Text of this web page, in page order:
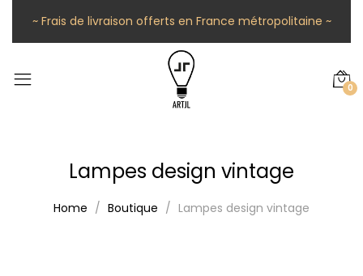
~ Frais de livraison offerts en France métropolitaine ~
0
Lampes design vintage
Home Boutique Lampes design vintage